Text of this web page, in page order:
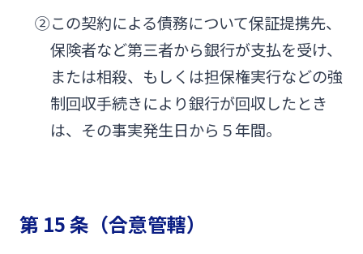
②この契約による債務について保証提携先、
保険者など第三者から銀行が支払を受け、
または相殺、もしくは担保権実行などの強
制回収手続きにより銀行が回収したとき
は、その事実発生日から５年間。
第 15 条（合意管轄）